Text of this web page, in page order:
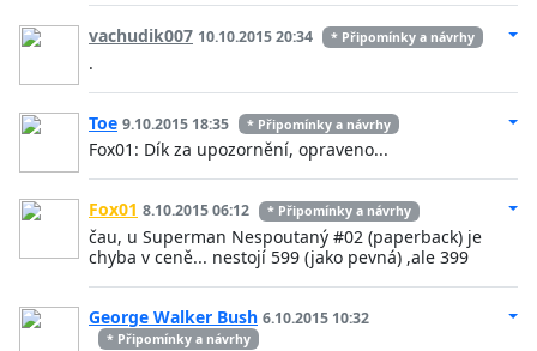
vachudik007 10.10.2015 20:34 * Připomínky a návrhy
.
Toe 9.10.2015 18:35 * Připomínky a návrhy
Fox01: Dík za upozornění, opraveno...
Fox01 8.10.2015 06:12 * Připomínky a návrhy
čau, u Superman Nespoutaný #02 (paperback) je
chyba v ceně... nestojí 599 (jako pevná) ,ale 399
George Walker Bush 6.10.2015 10:32
* Připomínky a návrhy